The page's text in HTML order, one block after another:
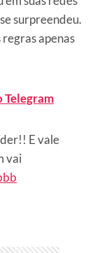
surpreendeu.
apenas
Telegram
E vale
vai